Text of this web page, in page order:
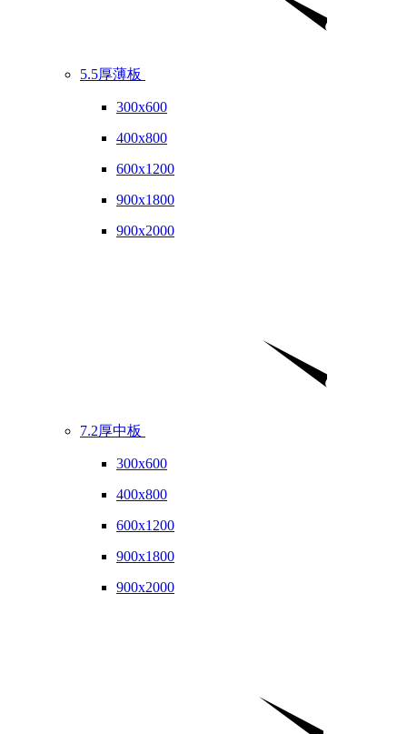
5.5厚薄板
300x600
400x800
600x1200
900x1800
900x2000
7.2厚中板
300x600
400x800
600x1200
900x1800
900x2000